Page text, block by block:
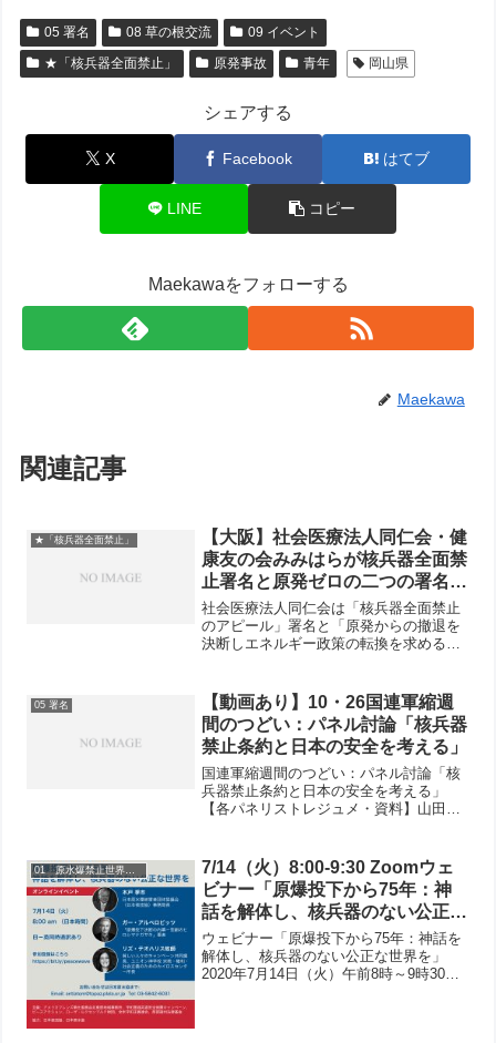
05 署名 08 草の根交流
09 イベント
★「核兵器全面禁止」
原発事故 青年 岡山県
シェアする
X Facebook はてブ
LINE コピー
Maekawaをフォローする
Maekawa
関連記事
★「核兵器全面禁止」
【大阪】社会医療法人同仁会・健
康友の会みみはらが核兵器全面禁
止署名と原発ゼロの二つの署名を
裏表にして３万５千枚作成
社会医療法人同仁会は「核兵器全面禁止
のアピール」署名と「原発からの撤退を
決断しエネルギー政策の転換を求める署
千枚印刷され、同法人の共同組織である
「健康友の会みみはら」...
05 署名
【動画あり】10・26国連軍縮週
間のつどい：パネル討論「核兵器
禁止条約と日本の安全を考える」
国連軍縮週間のつどい：パネル討論「核
兵器禁止条約と日本の安全を考える」
【各パネリストレジュメ・資料】山田寿
01 原水爆禁止世界大会
7/14（火）8:00-9:30 Zoomウェ
ビナー「原爆投下から75年：神
話を解体し、核兵器のない公正な
世界を」へご参加ください
ウェビナー「原爆投下から75年：神話を
解体し、核兵器のない公正な世界を」
2020年7月14日（火）午前8時～9時30分